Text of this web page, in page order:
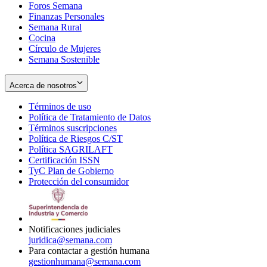
window
Foros Semana
Finanzas Personales
Semana Rural
Cocina
Círculo de Mujeres
Semana Sostenible
Acerca de nosotros
Términos de uso
in
new
window
Política de Tratamiento de Datos
Términos suscripciones
in
Política de Riesgos C/ST
Política SAGRILAFT
new
window
Certificación ISSN
in
new
TyC Plan de Gobierno
in
Protección del consumidorOpens
Notificaciones judiciales
juridica@semana.com
Para contactar a gestión humana
gestionhumana@semana.com